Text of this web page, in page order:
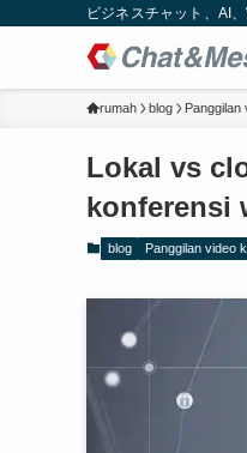
ビジネスチャット、AI
rumah blog Panggilan
Lokal vs
konferensi
blog Panggilan video